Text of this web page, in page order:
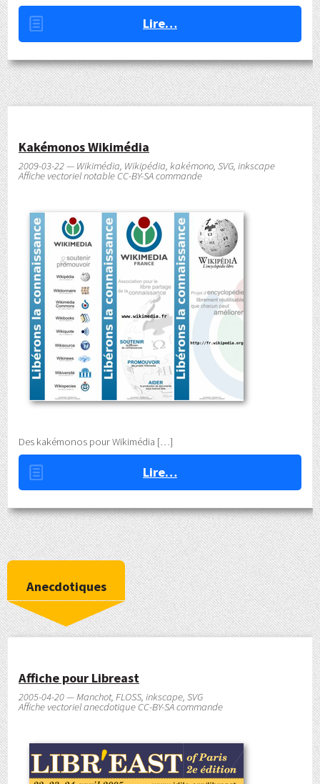
Lire…
Kakémonos Wikimédia
2009-03-22 — Wikimédia, Wikipédia, kakémono, SVG, inkscape
Affiche vectoriel notable CC-BY-SA commande
Des kakémonos pour Wikimédia
Lire…
Anecdotiques
Affiche pour Libreast
2005-04-20 — Manchot, FLOSS, inkscape, SVG
Affiche vectoriel anecdotique CC-BY-SA commande